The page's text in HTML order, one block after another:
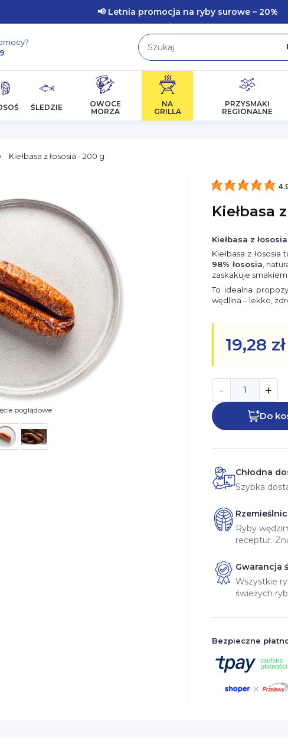
📢 Letnia promocja na ryby surowe – 20%
ŚLEDZIE
OWOCE
MORZA
NA
GRILLA
PRZYSMAKI
REGIONALNE
Kiełbasa z łososia - 200 g
Kiełbasa
Kiełbasa z
Kiełbasa z
98% łososia,
zaskakuje
To idealna
wędlina – lekko,
19,28 zł
- +
Do
Chłodna
Szybka
Ryby
receptur.
Gwarancja
Wszystkie
świeżych
Bezpieczne